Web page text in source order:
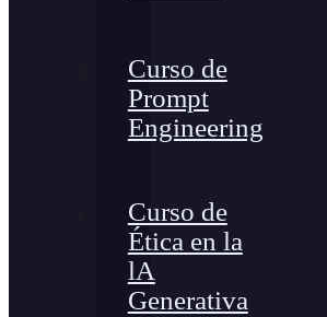
Curso de
Prompt
Engineering
Curso de
Ética en la
lA
Generativa